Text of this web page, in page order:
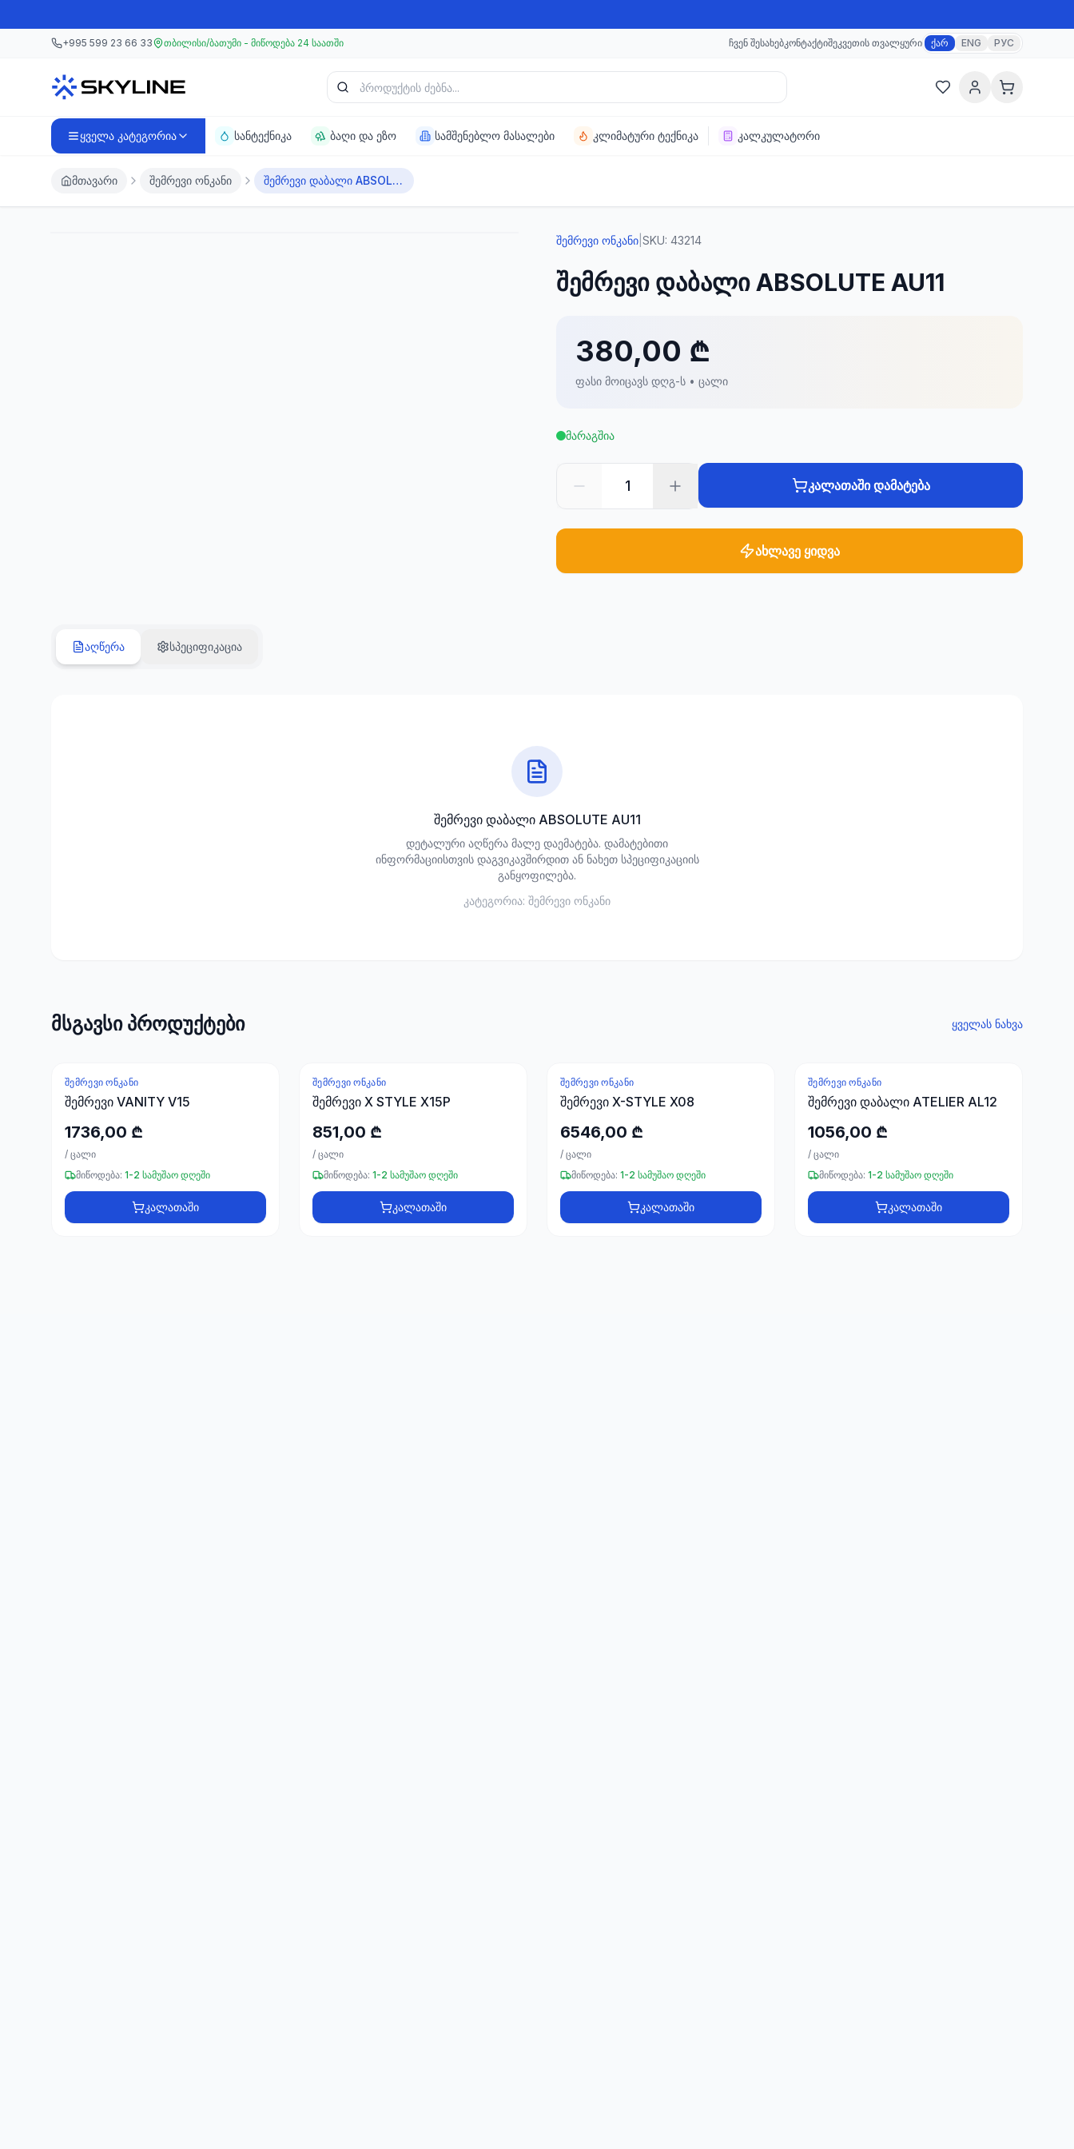
მთავარ კონტენტზე გადასვლა
+995 599 23 66 33 თბილისი/ბათუმი - მიწოდება 24 საათში ჩვენ შესახებკონტაქტიშეკვეთის თვალყური ქარ ENG РУС
პროდუქტის ძებნა
ყველა კატეგორია სანტექნიკა ბაღი და ეზო სამშენებლო მასალები კლიმატური ტექნიკა კალკულატორი
მთავარი შემრევი ონკანი შემრევი დაბალი ABSOLUTE AU11
შემრევი ონკანი SKU: 43214
შემრევი დაბალი ABSOLUTE AU11
380,00 ₾
ფასი მოიცავს დღგ-ს • ცალი
მარაგშია
1 კალათაში დამატება
ახლავე ყიდვა
აღწერა სპეციფიკაცია
შემრევი დაბალი ABSOLUTE AU11
დეტალური აღწერა მალე დაემატება. დამატებითი
ინფორმაციისთვის დაგვიკავშირდით ან ნახეთ სპეციფიკაციის
განყოფილება.
კატეგორია: შემრევი ონკანი
მსგავსი პროდუქტები ყველას ნახვა
ᲨᲔᲛᲠᲔᲕᲘ ᲝᲜᲙᲐᲜᲘ
შემრევი VANITY V15
1736,00 ₾
/ ცალი
მიწოდება: 1-2 სამუშაო დღეში
კალათაში
ᲨᲔᲛᲠᲔᲕᲘ ᲝᲜᲙᲐᲜᲘ
შემრევი X STYLE X15P
851,00 ₾
/ ცალი
მიწოდება: 1-2 სამუშაო დღეში
კალათაში
ᲨᲔᲛᲠᲔᲕᲘ ᲝᲜᲙᲐᲜᲘ
შემრევი X-STYLE X08
6546,00 ₾
/ ცალი
მიწოდება: 1-2 სამუშაო დღეში
კალათაში
ᲨᲔᲛᲠᲔᲕᲘ ᲝᲜᲙᲐᲜᲘ
შემრევი დაბალი ATELIER AL12
1056,00 ₾
/ ცალი
მიწოდება: 1-2 სამუშაო დღეში
კალათაში